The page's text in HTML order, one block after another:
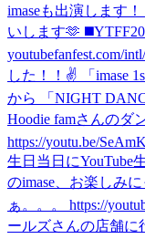
imaseも出演します
いします🫶
youtubefanfest.com/
した！！✌️ 「imase
から 「NIGHT
Hoodie famさんのダ
https://youtu.be/
生日当日にYouTube
のimase、お楽しみ
ぁ。。。 https://
ールズさんの店舗